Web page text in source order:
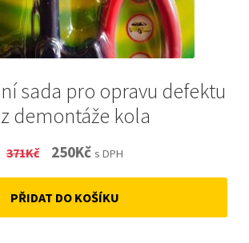
sada pro opravu defektu
demontáže kola
371Kč
Original
price
was:
250KčCurrent
price
is:
s DPH
PŘIDAT DO KOŠÍKU